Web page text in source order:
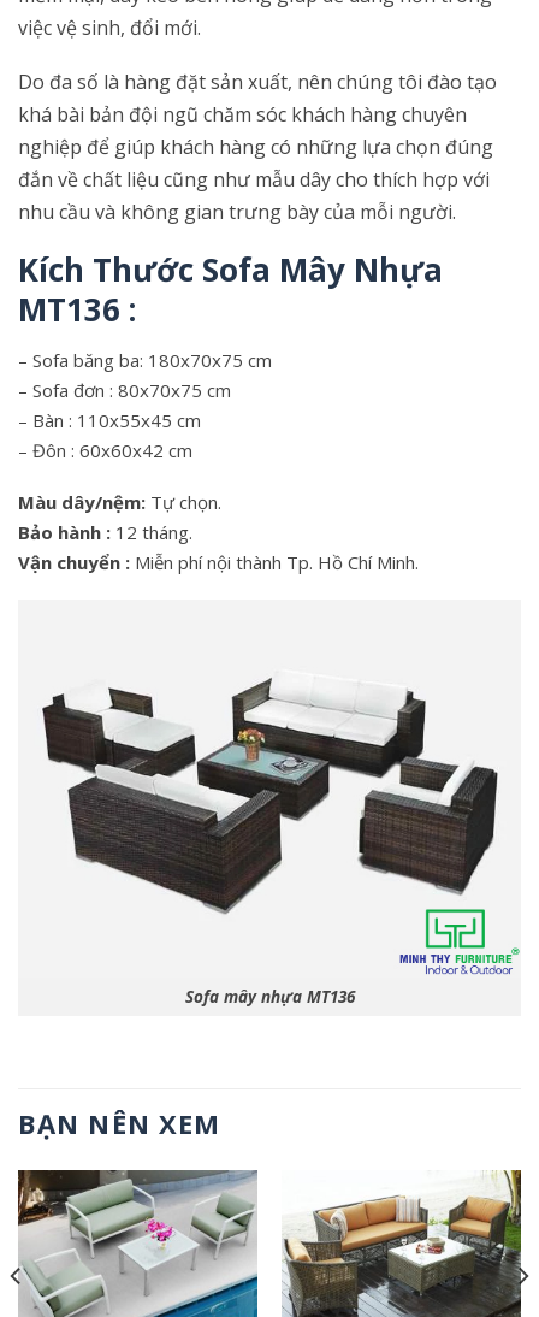
việc vệ sinh, đổi mới.
Do đa số là hàng đặt sản xuất, nên chúng tôi đào tạo
khá bài bản đội ngũ chăm sóc khách hàng chuyên
nghiệp để giúp khách hàng có những lựa chọn đúng
đắn về chất liệu cũng như mẫu dây cho thích hợp với
nhu cầu và không gian trưng bày của mỗi người.
Kích Thước Sofa Mây Nhựa
MT136 :
– Sofa băng ba: 180x70x75 cm
– Sofa đơn : 80x70x75 cm
– Bàn : 110x55x45 cm
– Đôn : 60x60x42 cm
Màu dây/nệm: Tự chọn.
Bảo hành : 12 tháng.
Vận chuyển : Miễn phí nội thành Tp. Hồ Chí Minh.
Sofa mây nhựa MT136
BẠN NÊN XEM